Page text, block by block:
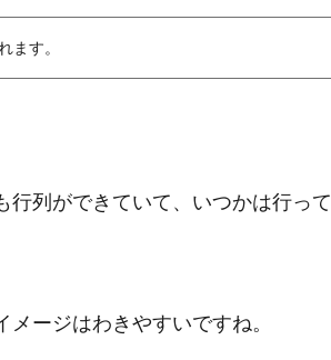
ます。
行列ができていて、いつかは行って
メージはわきやすいですね。